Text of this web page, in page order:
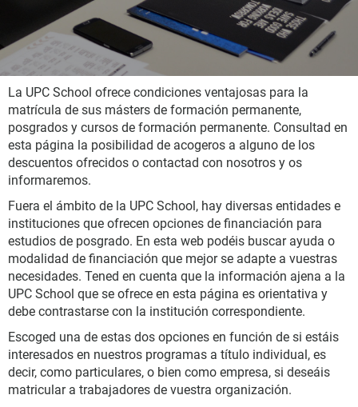
La UPC School ofrece condiciones ventajosas para la
matrícula de sus másters de formación permanente,
posgrados y cursos de formación permanente. Consultad en
esta página la posibilidad de acogeros a alguno de los
descuentos ofrecidos o contactad con nosotros y os
informaremos.
Fuera el ámbito de la UPC School, hay diversas entidades e
instituciones que ofrecen opciones de financiación para
estudios de posgrado. En esta web podéis buscar ayuda o
modalidad de financiación que mejor se adapte a vuestras
necesidades. Tened en cuenta que la información ajena a la
UPC School que se ofrece en esta página es orientativa y
debe contrastarse con la institución correspondiente.
Escoged una de estas dos opciones en función de si estáis
interesados en nuestros programas a título individual, es
decir, como particulares, o bien como empresa, si deseáis
matricular a trabajadores de vuestra organización.